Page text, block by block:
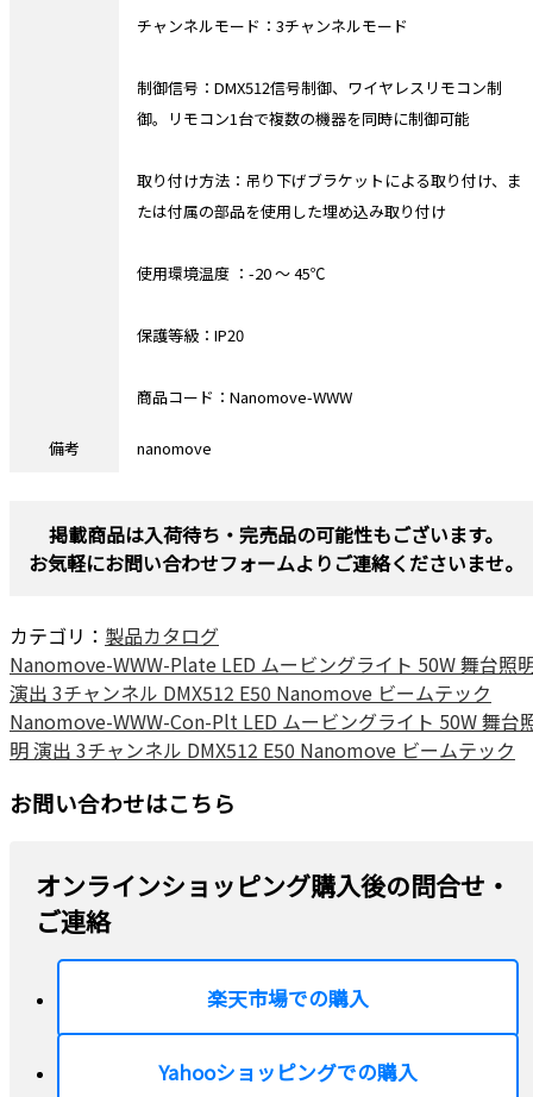
チャンネルモード：3チャンネルモード
制御信号：DMX512信号制御、ワイヤレスリモコン制
御。リモコン1台で複数の機器を同時に制御可能
取り付け方法：吊り下げブラケットによる取り付け、ま
たは付属の部品を使用した埋め込み取り付け
使用環境温度 ：-20 ～ 45℃
保護等級：IP20
商品コード：Nanomove-WWW
備考 nanomove
掲載商品は入荷待ち・完売品の可能性もございます。
お気軽にお問い合わせフォームよりご連絡くださいませ。
カテゴリ： 製品カタログ
Nanomove-WWW-Plate LED ムービングライト 50W 舞台照
演出 3チャンネル DMX512 E50 Nanomove ビームテック
Nanomove-WWW-Con-Plt LED ムービングライト 50W 舞台
明 演出 3チャンネル DMX512 E50 Nanomove ビームテック
お問い合わせはこちら
オンラインショッピング購入後の問合せ・
ご連絡
楽天市場での購入
Yahooショッピングでの購入